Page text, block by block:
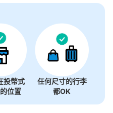
投幣式
位置
任何尺寸的行李
都OK